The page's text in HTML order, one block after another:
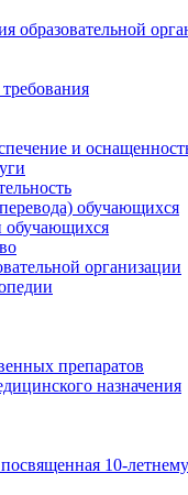
образовательной
и
обучающихся
обучающихся
организации
препаратов
назначения
10-